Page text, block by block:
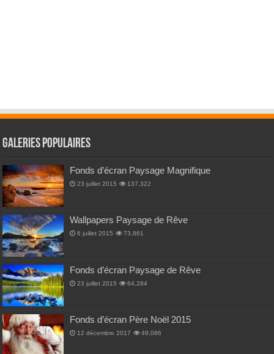
Galeries Populaires
Fonds d’écran Paysage Magnifique
23 juillet 2015 137,322
Wallpapers Paysage de Rêve
6 juillet 2015 73,861
Fonds d’écran Paysage de Rêve
23 juillet 2015 64,284
Fonds d’écran Père Noël 2015
12 décembre 2017 49,086